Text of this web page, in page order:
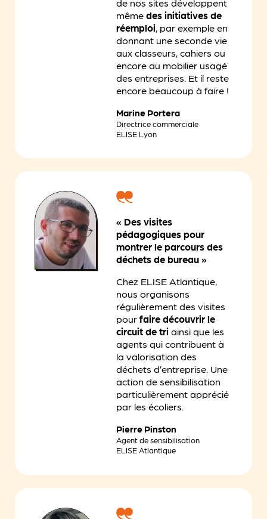
de nos sites développent
mêmedes initiatives de
réemploi, par exemple en
donnant une seconde vie
aux classeurs, cahiers ou
encore au mobilier usagé
des entreprises. Et il reste
encore beaucoup à faire !
Marine Portera
Directrice commerciale
ELISE Lyon
« Des visites
pédagogiques pour
montrer le parcours des
déchets de bureau »
Chez ELISE Atlantique,
nous organisons
régulièrement des visites
pourfaire découvrir le
circuit de triainsi que les
agents qui contribuent à
la valorisation des
déchets d’entreprise. Une
action de sensibilisation
particulièrement apprécié
par les écoliers.
Pierre Pinston
Agent de sensibilisation
ELISE Atlantique